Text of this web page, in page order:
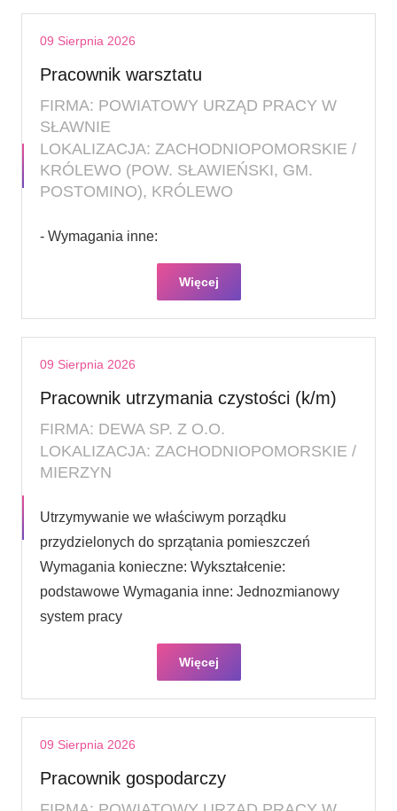
09 Sierpnia 2026
Pracownik warsztatu
FIRMA: POWIATOWY URZĄD PRACY W
SŁAWNIE
LOKALIZACJA: ZACHODNIOPOMORSKIE /
KRÓLEWO (POW. SŁAWIEŃSKI, GM.
POSTOMINO), KRÓLEWO
- Wymagania inne:
Więcej
09 Sierpnia 2026
Pracownik utrzymania czystości (k/m)
FIRMA: DEWA SP. Z O.O.
LOKALIZACJA: ZACHODNIOPOMORSKIE /
MIERZYN
Utrzymywanie we właściwym porządku
przydzielonych do sprzątania pomieszczeń
Wymagania konieczne: Wykształcenie:
podstawowe Wymagania inne: Jednozmianowy
system pracy
Więcej
09 Sierpnia 2026
Pracownik gospodarczy